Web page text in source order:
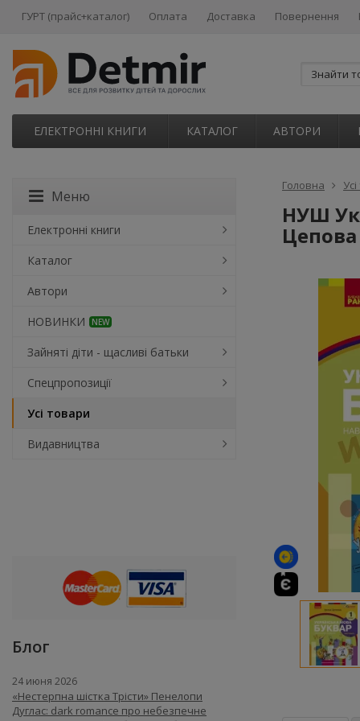
ГУРТ (прайс+каталог) Оплата Доставка Повернення
ЕЛЕКТРОННІ КНИГИ КАТАЛОГ АВТОРИ
Головна
НУШ
Цепова
Меню
Електронні книги
Каталог
Автори
НОВИНКИ
NEW
Зайняті діти - щасливі батьки
Спецпропозиції
Усі товари
Видавництва
Блог
24 июня 2026
«Нестерпна шістка Трісти» Пенелопи
Дуглас: dark romance про небезпечне